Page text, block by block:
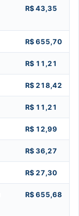
R$ 43,35
R$ 655,70
R$ 11,21
R$ 218,42
R$ 11,21
R$ 12,99
R$ 36,27
R$ 27,30
R$ 655,68